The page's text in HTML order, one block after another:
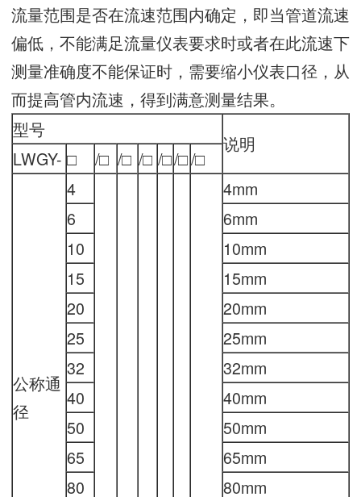
流量范围是否在流速范围内确定，即当管道流速
偏低，不能满足流量仪表要求时或者在此流速下
测量准确度不能保证时，需要缩小仪表口径，从
而提高管内流速，得到满意测量结果。
型号
说明
LWGY- □ /□ /□ /□ /□/□/□
公称通
径
4
4mm
6
6mm
10
10mm
15
15mm
20
20mm
25
25mm
32
32mm
40
40mm
50
50mm
65
65mm
80
80mm